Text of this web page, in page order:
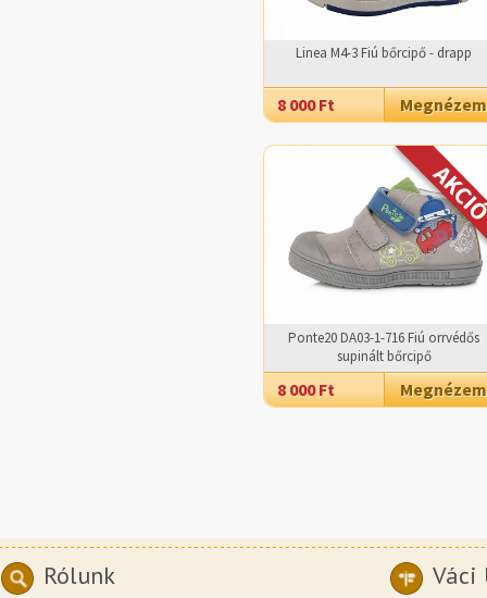
Linea M4-3 Fiú bőrcipő - drapp
8 000 Ft Megnézem
Ponte20 DA03-1-716 Fiú orrvédős
supinált bőrcipő
8 000 Ft Megnézem
Rólunk Váci